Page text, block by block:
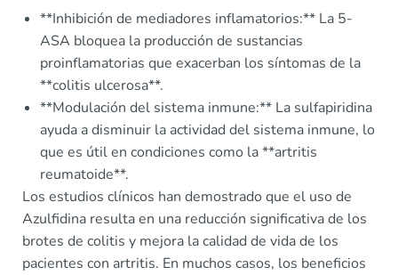
**Inhibición de mediadores inflamatorios:** La 5-
ASA bloquea la producción de sustancias
proinflamatorias que exacerban los síntomas de la
**colitis ulcerosa**.
**Modulación del sistema inmune:** La sulfapiridina
ayuda a disminuir la actividad del sistema inmune, lo
que es útil en condiciones como la **artritis
reumatoide**.
Los estudios clínicos han demostrado que el uso de
Azulfidina resulta en una reducción significativa de los
brotes de colitis y mejora la calidad de vida de los
pacientes con artritis. En muchos casos, los beneficios